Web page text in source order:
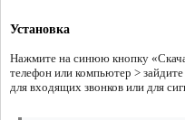
Установка
Нажмите на синюю кнопку
телефон или компьютер >
для входящих звонков или для